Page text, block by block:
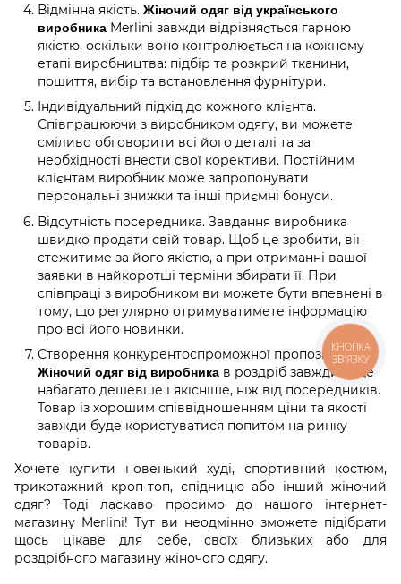
Відмінна якість. Жіночий одяг від українського
виробника Merlini завжди відрізняється гарною
якістю, оскільки воно контролюється на кожному
етапі виробництва: підбір та розкрий тканини,
пошиття, вибір та встановлення фурнітури.
Індивідуальний підхід до кожного клієнта.
Співпрацюючи з виробником одягу, ви можете
сміливо обговорити всі його деталі та за
необхідності внести свої корективи. Постійним
клієнтам виробник може запропонувати
персональні знижки та інші приємні бонуси.
Відсутність посередника. Завдання виробника
швидко продати свій товар. Щоб це зробити, він
стежитиме за його якістю, а при отриманні вашої
заявки в найкоротші терміни збирати її. При
співпраці з виробником ви можете бути впевнені в
тому, що регулярно отримуватимете інформацію
про всі його новинки.
Створення конкурентоспроможної пропозиції.
Жіночий одяг від виробника в роздріб завжди буде
набагато дешевше і якісніше, ніж від посередників.
Товар із хорошим співвідношенням ціни та якості
завжди буде користуватися попитом на ринку
товарів.
Хочете купити новенький худі, спортивний костюм,
трикотажний кроп-топ, спідницю або інший жіночий
одяг? Тоді ласкаво просимо до нашого інтернет-
магазину Merlini! Тут ви неодмінно зможете підібрати
щось цікаве для себе, своїх близьких або для
роздрібного магазину жіночого одягу.
КНОПКА
ЗВ'ЯЗКУ